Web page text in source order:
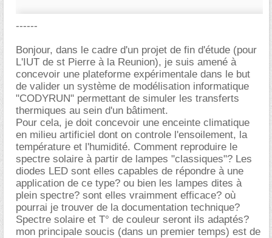
------
Bonjour, dans le cadre d'un projet de fin d'étude (pour
L'IUT de st Pierre à la Reunion), je suis amené à
concevoir une plateforme expérimentale dans le but
de valider un système de modélisation informatique
"CODYRUN" permettant de simuler les transferts
thermiques au sein d'un bâtiment.
Pour cela, je doit concevoir une enceinte climatique
en milieu artificiel dont on controle l'ensoilement, la
température et l'humidité. Comment reproduire le
spectre solaire à partir de lampes "classiques"? Les
diodes LED sont elles capables de répondre à une
application de ce type? ou bien les lampes dites à
plein spectre? sont elles vraimment efficace? où
pourrai je trouver de la documentation technique?
Spectre solaire et T° de couleur seront ils adaptés?
mon principale soucis (dans un premier temps) est de